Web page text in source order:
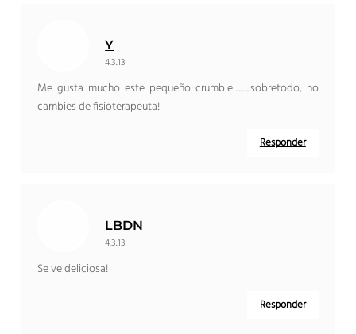
Y
4.3.13
Me gusta mucho este pequeño crumble……..sobretodo, no
cambies de fisioterapeuta!
Responder
LBDN
4.3.13
Se ve deliciosa!
Responder